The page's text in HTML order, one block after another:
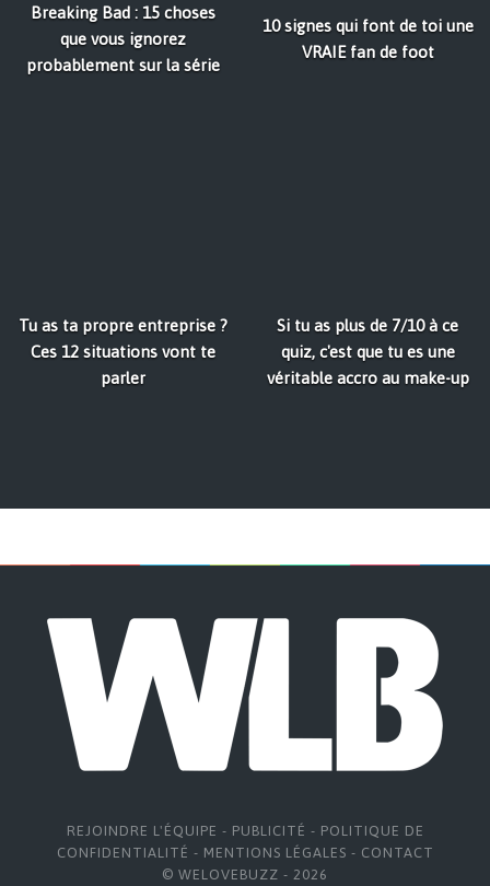
Breaking Bad : 15 choses
que vous ignorez
probablement sur la série
10 signes qui font de toi une
VRAIE fan de foot
Tu as ta propre entreprise ?
Ces 12 situations vont te
parler
Si tu as plus de 7/10 à ce
quiz, c'est que tu es une
véritable accro au make-up
REJOINDRE L'ÉQUIPE - PUBLICITÉ - POLITIQUE DE
CONFIDENTIALITÉ - MENTIONS LÉGALES - CONTACT
© WELOVEBUZZ - 2026